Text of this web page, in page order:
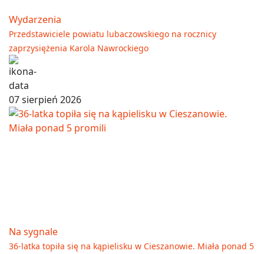
Wydarzenia
Przedstawiciele powiatu lubaczowskiego na rocznicy
zaprzysiężenia Karola Nawrockiego
07 sierpień 2026
Na sygnale
36-latka topiła się na kąpielisku w Cieszanowie. Miała ponad 5